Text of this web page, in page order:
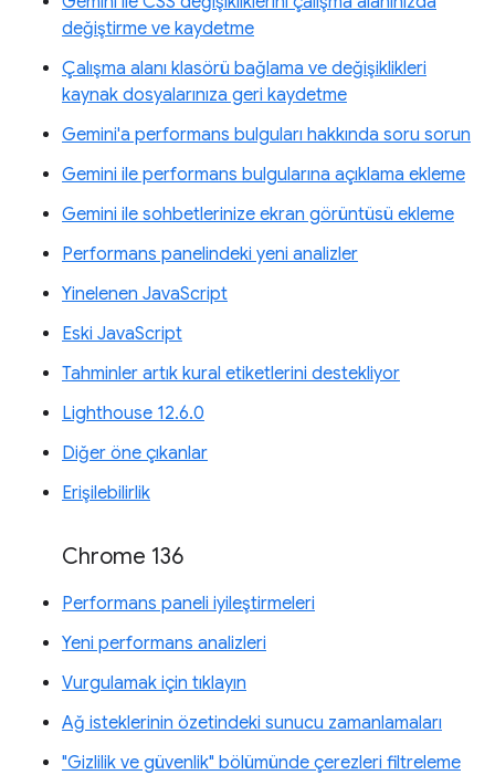
değiştirme ve kaydetme
Çalışma alanı klasörü bağlama ve değişiklikleri
kaynak dosyalarınıza geri kaydetme
Gemini'a performans bulguları hakkında soru sorun
Gemini ile performans bulgularına açıklama ekleme
Gemini ile sohbetlerinize ekran görüntüsü ekleme
Performans panelindeki yeni analizler
Yinelenen JavaScript
Eski JavaScript
Tahminler artık kural etiketlerini destekliyor
Lighthouse 12.6.0
Diğer öne çıkanlar
Erişilebilirlik
Chrome 136
Performans paneli iyileştirmeleri
Yeni performans analizleri
Vurgulamak için tıklayın
Ağ isteklerinin özetindeki sunucu zamanlamaları
"Gizlilik ve güvenlik" bölümünde çerezleri filtreleme